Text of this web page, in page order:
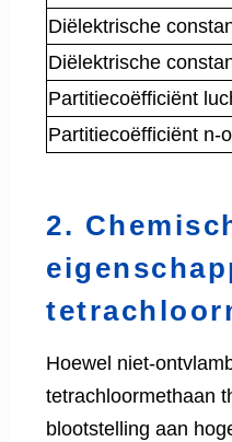
Diëlektrische
Diëlektrische
Partitiecoëfficiënt
Partitiecoëfficiënt n-
2.
Hoewel niet-
tetrachloormethaan
blootstelling aan